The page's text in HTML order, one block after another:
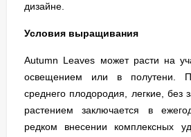
дизайне.
Условия выращивания
Autumn Leaves может расти на
освещением или в полутени.
среднего плодородия, легкие, без
растением заключается в
редком внесении комплексных